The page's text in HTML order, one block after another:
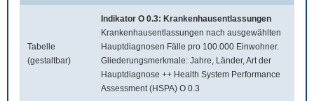
Tabelle
(gestaltbar)
Indikator O 0.3: Krankenhausentlassungen
Krankenhausentlassungen nach ausgewählten
Hauptdiagnosen Fälle pro 100.000 Einwohner.
Gliederungsmerkmale: Jahre, Länder, Art der
Hauptdiagnose ++ Health System Performance
Assessment (HSPA) O 0.3